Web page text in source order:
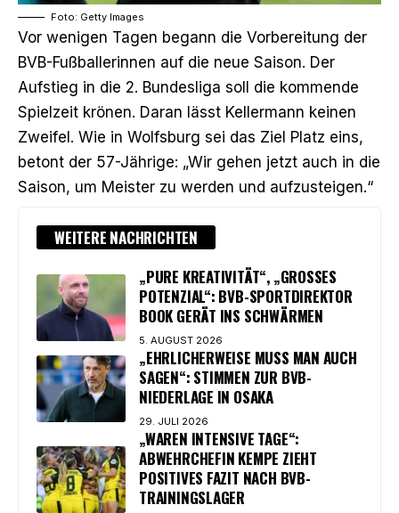
Foto: Getty Images
Vor wenigen Tagen begann die Vorbereitung der
BVB-Fußballerinnen auf die neue Saison. Der
Aufstieg in die 2. Bundesliga soll die kommende
Spielzeit krönen. Daran lässt Kellermann keinen
Zweifel. Wie in Wolfsburg sei das Ziel Platz eins,
betont der 57-Jährige: „Wir gehen jetzt auch in die
Saison, um Meister zu werden und aufzusteigen.“
WEITERE NACHRICHTEN
„PURE KREATIVITÄT“, „GROSSES P
OTENZIAL“: BVB-SPORTDIREKTOR B
OOK GERÄT INS SCHWÄRMEN
5. AUGUST 2026
„EHRLICHERWEISE MUSS MAN AUCH
SAGEN“: STIMMEN ZUR BVB-
NIEDERLAGE IN OSAKA
29. JULI 2026
„WAREN INTENSIVE TAGE“:
ABWEHRCHEFIN KEMPE ZIEHT
POSITIVES FAZIT NACH BVB-
TRAININGSLAGER